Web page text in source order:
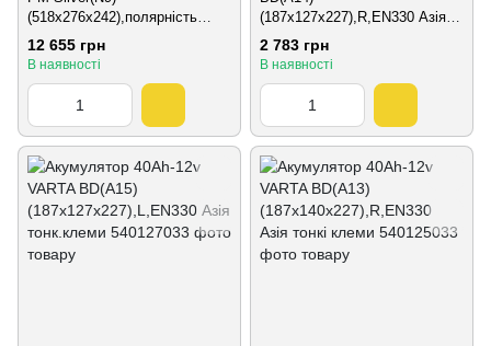
(518x276x242),полярність
зворотна (3),EN1150
12 655 грн
В наявності
(187х127х227),R,EN330 Азія
тонк.клеми
2 783 грн
В наявності